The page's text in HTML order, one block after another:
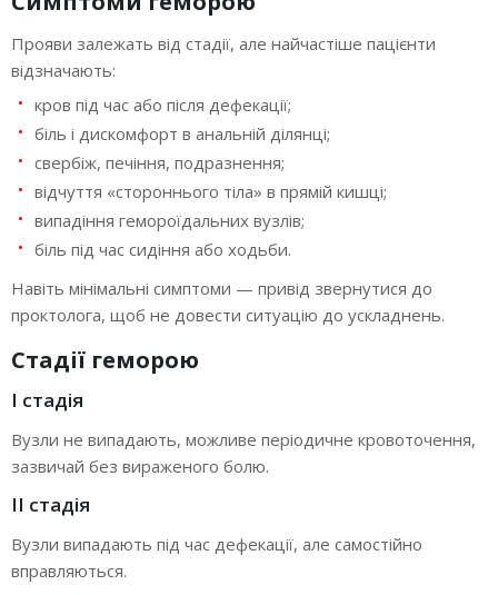
Прояви залежать від стадії, але найчастіше пацієнти
відзначають:
кров під час або після дефекації;
біль і дискомфорт в анальній ділянці;
свербіж, печіння, подразнення;
відчуття «стороннього тіла» в прямій кишці;
випадіння гемороїдальних вузлів;
біль під час сидіння або ходьби.
Навіть мінімальні симптоми — привід звернутися до
проктолога, щоб не довести ситуацію до ускладнень.
Стадії геморою
I стадія
Вузли не випадають, можливе періодичне кровоточення,
зазвичай без вираженого болю.
II стадія
Вузли випадають під час дефекації, але самостійно
вправляються.